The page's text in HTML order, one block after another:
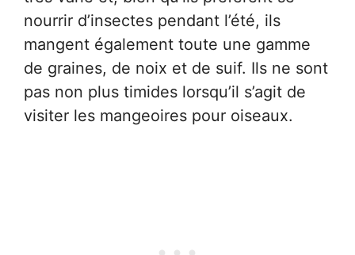
nourrir d’insectes pendant l’été, ils
mangent également toute une gamme
de graines, de noix et de suif. Ils ne sont
pas non plus timides lorsqu’il s’agit de
visiter les mangeoires pour oiseaux.